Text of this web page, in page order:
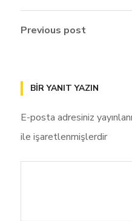
Previous post
BIR YANIT YAZIN
E-posta adresiniz
ile işaretlenmişlerdir